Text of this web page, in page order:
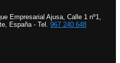
Empresarial Ajusa, Calle 1 nº1,
España - Tel. 967 240 648